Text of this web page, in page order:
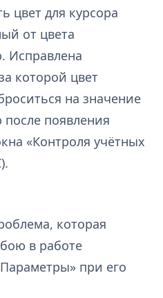
цвет для курсора
от цвета
Исправлена
которой цвет
на значение
появления
«Контроля учётных
которая
в работе
при его